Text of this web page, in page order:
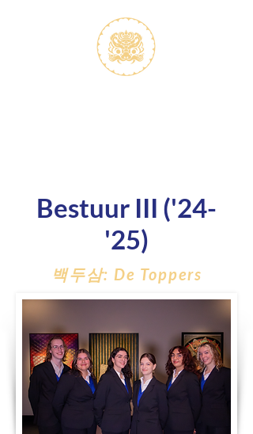
Bestuur III ('24-
'25)
백두삼: De Toppers